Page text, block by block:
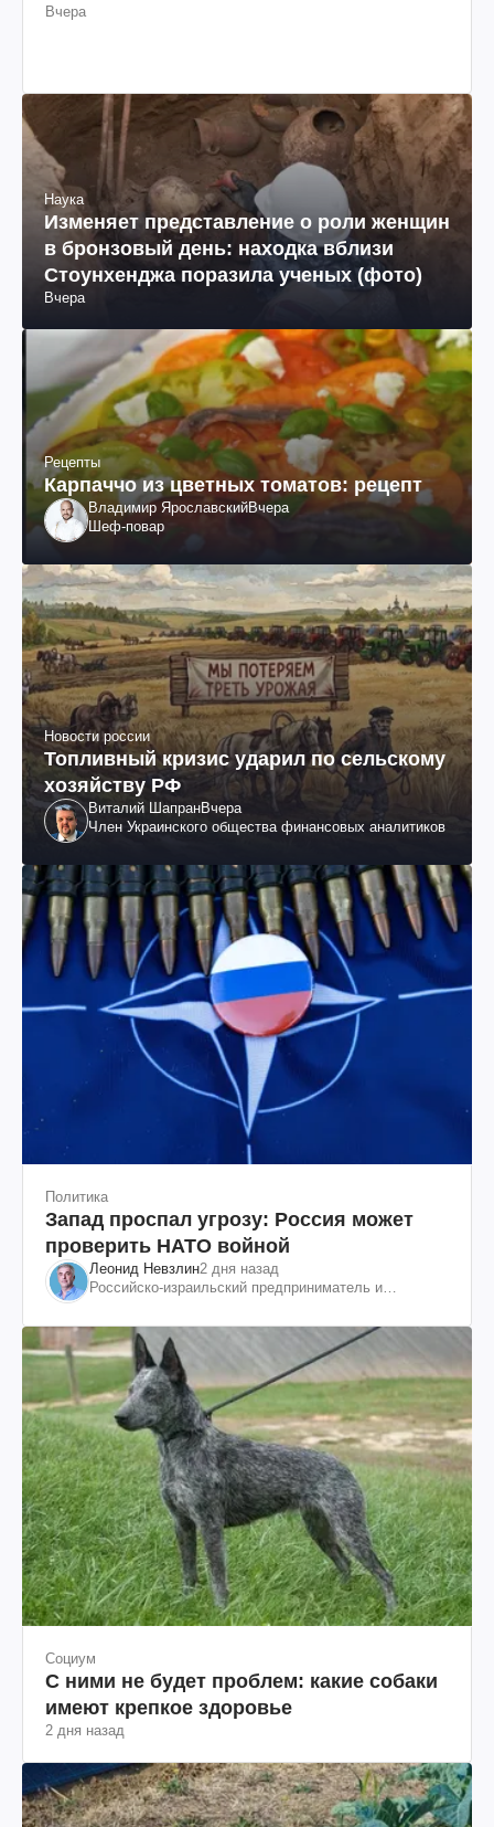
Вчера
Наука
Изменяет представление о роли женщин
в бронзовый день: находка вблизи
Стоунхенджа поразила ученых (фото)
Вчера
Рецепты
Карпаччо из цветных томатов: рецепт
Владимир ЯрославскийВчера
Шеф-повар
Новости россии
Топливный кризис ударил по сельскому
хозяйству РФ
Виталий ШапранВчера
Член Украинского общества финансовых аналитиков
Политика
Запад проспал угрозу: Россия может
проверить НАТО войной
Леонид Невзлин2 дня назад
Российско-израильский предприниматель и
"ЮКОСа"
Социум
С ними не будет проблем: какие собаки
имеют крепкое здоровье
2 дня назад